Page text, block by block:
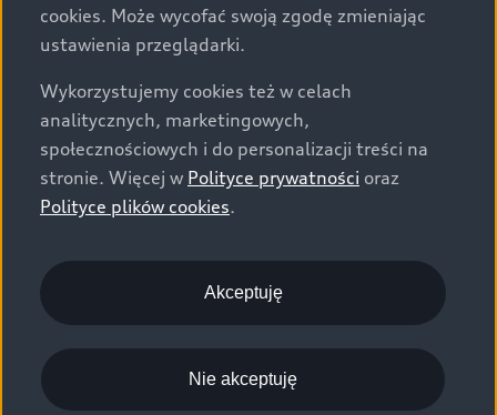
konfiguratorze.
Rozpocznij konfigurację
cookies. Może wycofać swoją zgodę zmieniając
ustawienia przeglądarki.
Wykorzystujemy cookies też w celach
analitycznych, marketingowych,
społecznościowych i do personalizacji treści na
stronie. Więcej w Polityce prywatności oraz
Polityce plików cookies.
Akceptuję
Nie akceptuję